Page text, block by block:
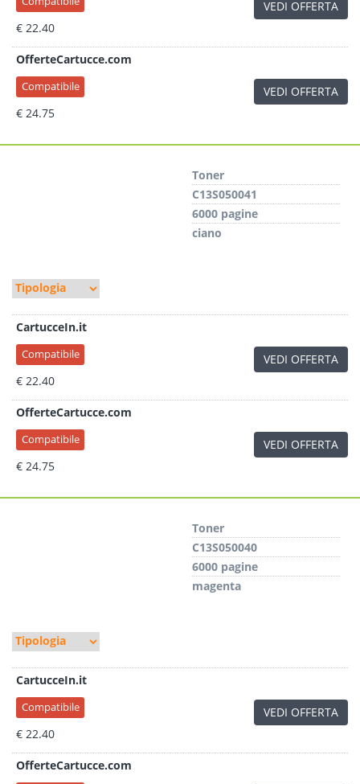
€ 22.40
VEDI OFFERTA
OfferteCartucce.com
Compatibile
€ 24.75
VEDI OFFERTA
Toner
C13S050041
6000 pagine
ciano
CartucceIn.it
Compatibile
€ 22.40
VEDI OFFERTA
OfferteCartucce.com
Compatibile
€ 24.75
VEDI OFFERTA
Toner
C13S050040
6000 pagine
magenta
CartucceIn.it
Compatibile
€ 22.40
VEDI OFFERTA
OfferteCartucce.com